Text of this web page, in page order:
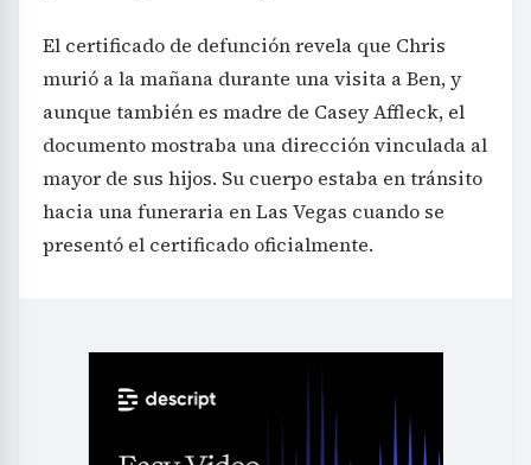
El certificado de defunción revela que Chris
murió a la mañana durante una visita a Ben, y
aunque también es madre de Casey Affleck, el
documento mostraba una dirección vinculada al
mayor de sus hijos. Su cuerpo estaba en tránsito
hacia una funeraria en Las Vegas cuando se
presentó el certificado oficialmente.